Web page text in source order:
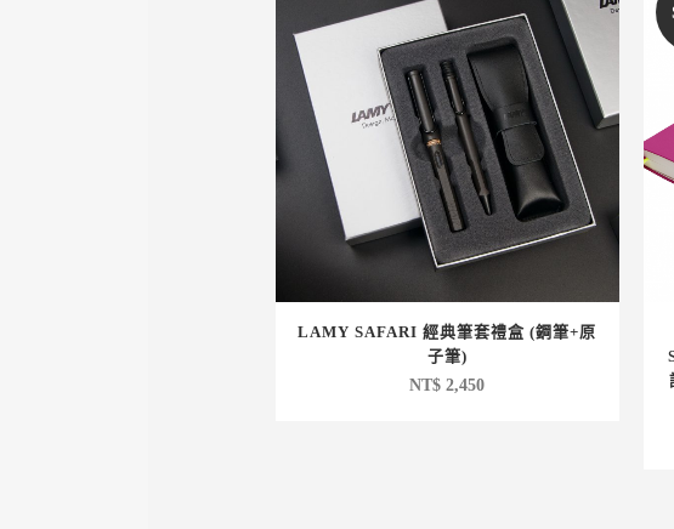
LAMY SAFARI 經典筆套禮盒 (鋼筆+原
子筆)
NT$ 2,450